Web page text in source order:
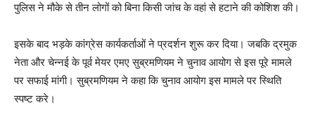
पुलिस ने मौके से तीन लोगों को बिना किसी जांच के वहां से हटाने की कोशिश की।
इसके बाद भड़के कांग्रेस कार्यकर्ताओं ने प्रदर्शन शुरू कर दिया। जबकि द्रमुक
नेता और चेन्नई के पूर्व मेयर एमए सुब्रमणियम ने चुनाव आयोग से इस पूरे मामले
पर सफाई मांगी। सुब्रमणियम ने कहा कि चुनाव आयोग इस मामले पर स्थिति
स्पष्ट करे।